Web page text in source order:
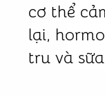
cơ thể
lại,
tru và